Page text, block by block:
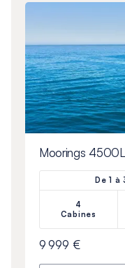
Moorings
De 1
4
Cabines
9 999 €